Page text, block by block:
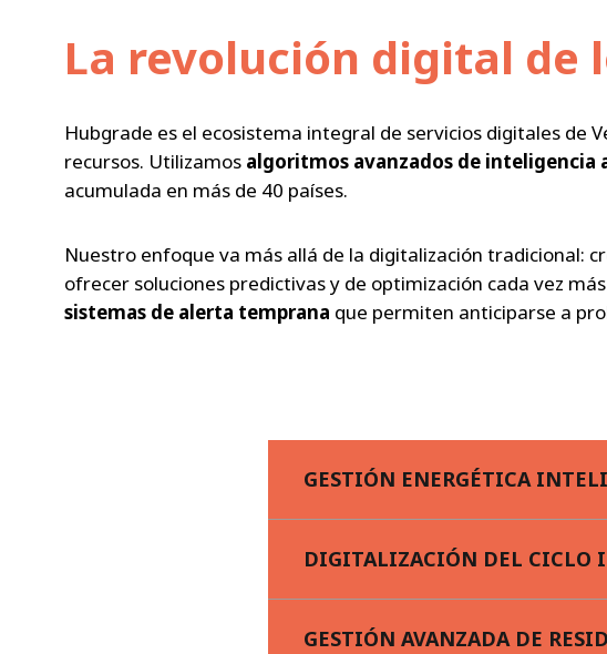
La revolución digital de
Hubgrade es el ecosistema integral de servicios digitales de
recursos. Utilizamos algoritmos avanzados de inteligencia
acumulada en más de 40 países.
Nuestro enfoque va más allá de la digitalización tradicional:
ofrecer soluciones predictivas y de optimización cada vez
sistemas de alerta temprana que permiten anticiparse a
GESTIÓN ENERGÉTICA
DIGITALIZACIÓN DEL CICLO
GESTIÓN AVANZADA DE